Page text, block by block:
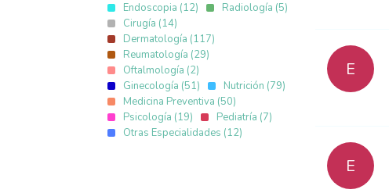
Endoscopia (12)
Radiología (5)
Cirugía (14)
Dermatología (117)
Reumatología (29)
Oftalmología (2)
Ginecología (51)
Nutrición (79)
Medicina Preventiva (50)
Psicología (19)
Pediatría (7)
Otras Especialidades (12)
E
E